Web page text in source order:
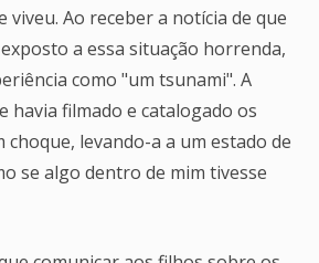
viveu. Ao receber a notícia de que
a essa situação horrenda,
como "um tsunami". A
havia filmado e catalogado os
choque, levando-a a um estado de
se algo dentro de mim tivesse